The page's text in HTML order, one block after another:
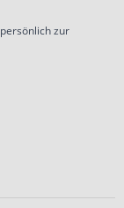
zur